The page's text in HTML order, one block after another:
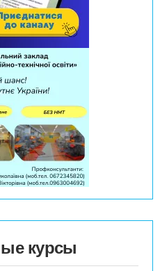
курсы